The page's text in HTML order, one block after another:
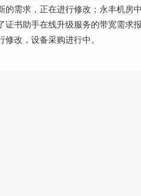
的需求，正在进行修改；永丰机
证书助手在线升级服务的带宽需
修改，设备采购进行中。